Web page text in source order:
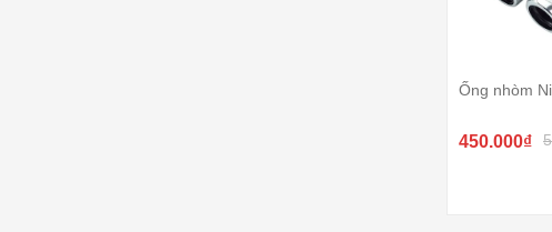
Ống nhòm
450.000₫